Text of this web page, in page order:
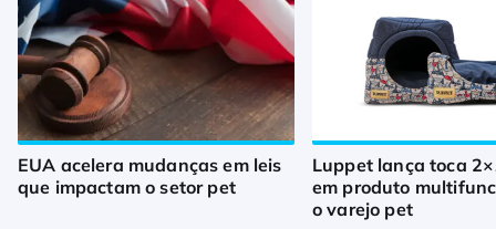
EUA acelera mudanças em leis
que impactam o setor pet
Luppet lança toca
em produto
o varejo pet